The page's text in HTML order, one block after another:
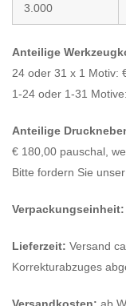
3.000
Anteilige
24 oder 31 x 1 Motiv:
1-24 oder 1-31
Anteilige
€ 180,00 pauschal,
Bitte fordern Sie
Verpackungseinheit:
Lieferzeit: Versand
Korrekturabzuges